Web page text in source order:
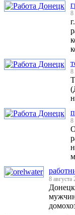
8
8
8
8 августа